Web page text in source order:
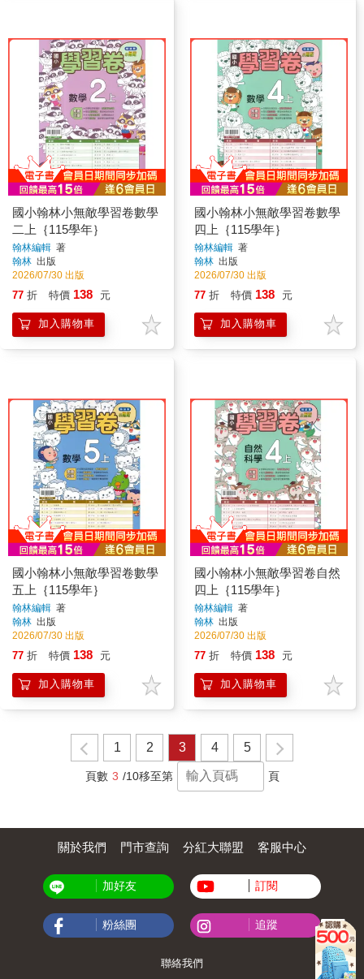
國小翰林小無敵學習卷數學
二上｛115學年｝
翰林編輯 著
翰林 出版
2026/07/30 出版
77 折 特價 138 元
加入購物車
國小翰林小無敵學習卷數學
四上｛115學年｝
翰林編輯 著
翰林 出版
2026/07/30 出版
77 折 特價 138 元
加入購物車
國小翰林小無敵學習卷數學
五上｛115學年｝
翰林編輯 著
翰林 出版
2026/07/30 出版
77 折 特價 138 元
加入購物車
國小翰林小無敵學習卷自然
四上｛115學年｝
翰林編輯 著
翰林 出版
2026/07/30 出版
77 折 特價 138 元
加入購物車
1 2 3 4 5
頁數 3 /10移至第 頁
關於我們 門市查詢 分紅大聯盟 客服中心
加好友 訂閱
粉絲團 追蹤
聯絡我們